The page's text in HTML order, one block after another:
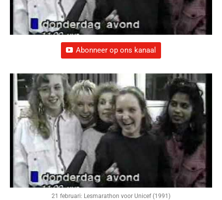
Abonneer op ons kanaal
21 februari: Lesmarathon voor Unicef (1991)